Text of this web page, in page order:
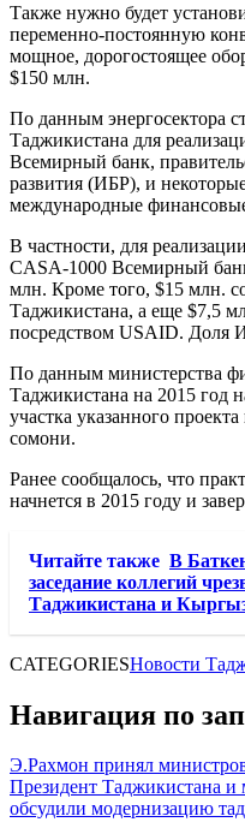
Также нужно будет
переменно-постоянную
мощное, дорогостоящее
$150 млн.
По данным энергосектора
Таджикистана для
Всемирный банк,
развития (ИБР), и
международные
В частности, для
CASA-1000 Всемирный
млн. Кроме того, $15 млн.
Таджикистана, а еще $7,5
посредством USAID. Доля
По данным министерства
Таджикистана на 2015 год
участка указанного
сомони.
Ранее сообщалось, что
начнется в 2015 году и
Читайте также В
заседание коллегий
Таджикистана и
CATEGORIESНовости
Навигация по
Э.Рахмон принял
Президент Таджикистана
обсудили модернизацию